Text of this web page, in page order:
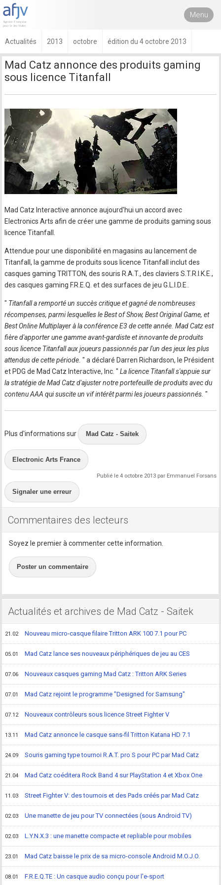
Menu
Actualités 2013 octobre édition du 4 octobre 2013
Mad Catz annonce des produits gaming
sous licence Titanfall
Mad Catz Interactive annonce aujourd'hui un accord avec
Electronics Arts afin de créer une gamme de produits gaming sous
licence Titanfall.
Attendue pour une disponibilité en magasins au lancement de
Titanfall, la gamme de produits sous licence Titanfall inclut des
casques gaming TRITTON, des souris R.A.T., des claviers S.T.R.I.K.E.,
des casques gaming F.R.E.Q. et des surfaces de jeu G.L.I.D.E..
" Titanfall a remporté un succès critique et gagné de nombreuses
récompenses, parmi lesquelles le Best of Show, Best Original Game, et
Best Online Multiplayer à la conférence E3 de cette année. Mad Catz est
fière d'apporter une gamme avant-gardiste et innovante de produits
sous licence Titanfall aux joueurs passionnés par l'un des jeux les plus
attendus de cette période." a déclaré Darren Richardson, le Président
et PDG de Mad Catz Interactive, Inc. " La licence Titanfall s'appuie sur
la stratégie de Mad Catz d'ajuster notre portefeuille de produits avec du
contenu AAA qui suscite un vif intérêt parmi les joueurs passionnés."
Plus d'informations sur Mad Catz - Saitek
Electronic Arts France
Publié le 4 octobre 2013 par Emmanuel Forsans
Signaler une erreur
Commentaires des lecteurs
Soyez le premier à commenter cette information.
Poster un commentaire
Actualités et archives de Mad Catz - Saitek
21.02 Nouveau micro-casque filaire Tritton ARK 100 7.1 pour PC
05.01 Mad Catz lance ses nouveaux périphériques de jeu au CES
07.06 Nouveaux casques gaming Mad Catz : Tritton ARK Series
07.01 Mad Catz rejoint le programme "Designed for Samsung"
07.12 Nouveaux contrôleurs sous licence Street Fighter V
13.11 Mad Catz annonce le casque sans-fil Tritton Katana HD 7.1
24.09 Souris gaming type tournoi R.A.T. pro S pour PC par Mad Catz
21.04 Mad Catz coéditera Rock Band 4 sur PlayStation 4 et Xbox One
11.03 Street Fighter V: des tournois et des Pads créés par Mad Catz
02.03 Une manette de jeu pour TV connectées (sous Android TV)
02.03 L.Y.N.X.3 : une manette compacte et repliable pour mobiles
23.01 Mad Catz baisse le prix de sa micro-console Android M.O.J.O.
08.01 F.R.E.Q.TE : Un casque audio conçu pour l'e-sport